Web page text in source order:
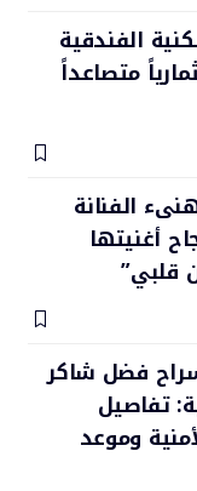
الفندقية
متصاعداً
الفنانة
أغنيتها
قلبي”
فضل شاكر
تفاصيل
وموعد